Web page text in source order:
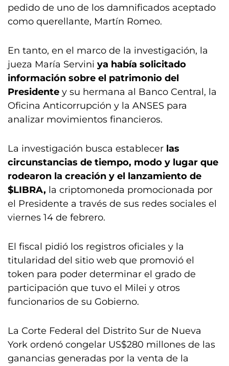
pedido de uno de los damnificados aceptado
como querellante, Martín Romeo.
En tanto, en el marco de la investigación, la
jueza María Servini ya había solicitado
información sobre el patrimonio del
Presidente y su hermana al Banco Central, la
Oficina Anticorrupción y la ANSES para
analizar movimientos financieros.
La investigación busca establecer las
circunstancias de tiempo, modo y lugar que
rodearon la creación y el lanzamiento de
$LIBRA, la criptomoneda promocionada por
el Presidente a través de sus redes sociales el
viernes 14 de febrero.
El fiscal pidió los registros oficiales y la
titularidad del sitio web que promovió el
token para poder determinar el grado de
participación que tuvo el Milei y otros
funcionarios de su Gobierno.
La Corte Federal del Distrito Sur de Nueva
York ordenó congelar US$280 millones de las
ganancias generadas por la venta de la